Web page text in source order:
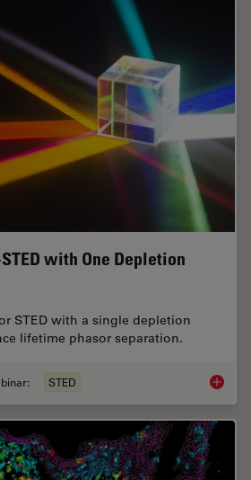
with One Depletion
STED with a single depletion
lifetime phasor separation.
STED Five-